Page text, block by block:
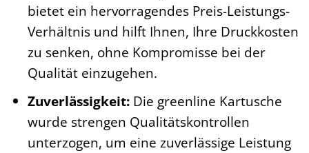
bietet ein hervorragendes Preis-Leistungs-
Verhältnis und hilft Ihnen, Ihre Druckkosten
zu senken, ohne Kompromisse bei der
Qualität einzugehen.
Zuverlässigkeit:Die greenline Kartusche
wurde strengen Qualitätskontrollen
unterzogen, um eine zuverlässige Leistung